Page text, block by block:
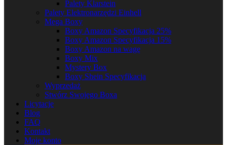
Palety Klarstein
Palety Elektronarzędzi Einhell
Mega Boxy
Boxy Amazon Specyfikacja 25%
Boxy Amazon Specyfikacja 15%
Boxy Amazon na wagę
Boxy Mix
Mystery Box
Boxy Shein Specyfikacja
Wyprzedaż
Stwórz Swojego Boxa
Licytacje
Blog
FAQ
Kontakt
Moje konto